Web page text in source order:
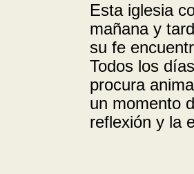
Esta iglesia
mañana y
su fe
Todos los
procura
un momento
reflexión y la